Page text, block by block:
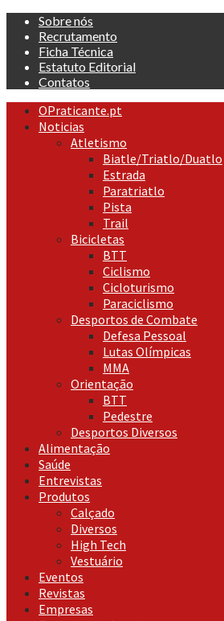
Skip
content
Sobre nós
Recrutamento
Ficha Técnica
Estatuto Editorial
Contatos
Primary
Menu
OPraticante.pt
Noticias
Atletismo
Biatle/Triatlo/Duatlo
Estrada
Paratriatlo
Pista
Trail
Bicicletas
BTT
Ciclismo
Cicloturismo
Paraciclismo
Desportos de Combate
Defesa Pessoal
Lutas Olímpicas
MMA
Orientação
BTT
Pedestre
Desportos Diversos
Alimentação
Saúde
Entrevistas
Produtos
Calçado
Diversos
High Tech
Vestuário
Eventos
Revistas
Empresas